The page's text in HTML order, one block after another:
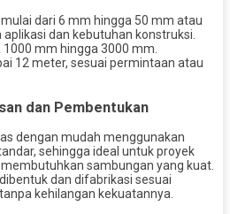
dari 6 mm hingga 50 mm atau
aplikasi dan kebutuhan konstruksi.
1000 mm hingga 3000 mm.
12 meter, sesuai permintaan atau
dan Pembentukan
dengan mudah menggunakan
sehingga ideal untuk proyek
sambungan yang kuat.
dan difabrikasi sesuai
kehilangan kekuatannya.